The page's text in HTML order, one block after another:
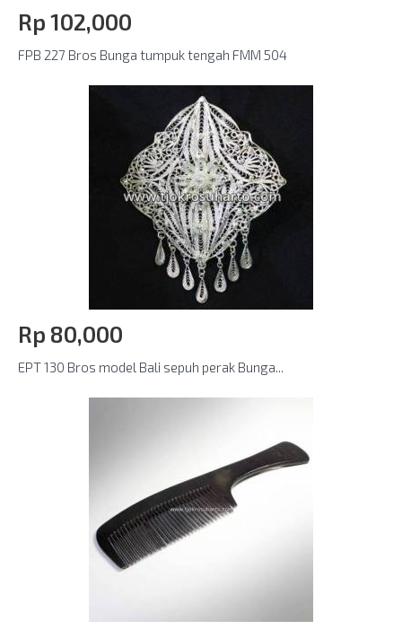
Rp‎ 102,000
FPB 227 Bros Bunga tumpuk tengah FMM 504
Rp‎ 80,000
EPT 130 Bros model Bali sepuh perak Bunga...